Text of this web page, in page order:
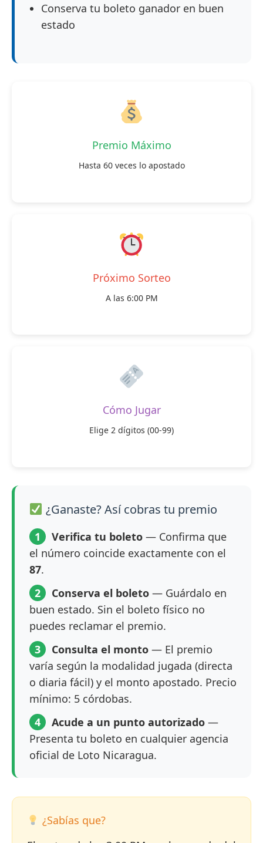
Conserva tu boleto ganador en buen
estado
Premio Máximo
Hasta 60 veces lo apostado
Próximo Sorteo
A las 6:00 PM
Cómo Jugar
Elige 2 dígitos (00-99)
¿Ganaste? Así cobras tu premio
1 Verifica tu boleto — Confirma que
el número coincide exactamente con el
87.
2
Conserva el boleto — Guárdalo en
buen estado. Sin el boleto físico no
puedes reclamar el premio.
3
Consulta el monto — El premio
varía según la modalidad jugada (directa
o diaria fácil) y el monto apostado. Precio
mínimo: 5 córdobas.
4
Acude a un punto autorizado —
Presenta tu boleto en cualquier agencia
oficial de Loto Nicaragua.
¿Sabías que?